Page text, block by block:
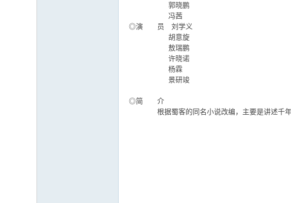
郭晓鹏
冯茜
◎演 员 刘学义
胡意旋
敖瑞鹏
许晓诺
杨霖
景研竣
◎简 介
根据蜀客的同名小说改编，主要是讲述千年的